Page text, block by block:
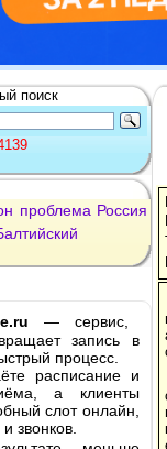
поиск
проблема Россия
— сервис,
запись в
процесс.
расписание и
а клиенты
слот онлайн,
звонков.